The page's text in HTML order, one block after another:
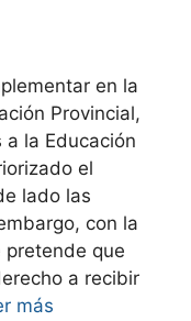
en la
Provincial,
la Educación
el
lado las
con la
pretende que
a recibir
más